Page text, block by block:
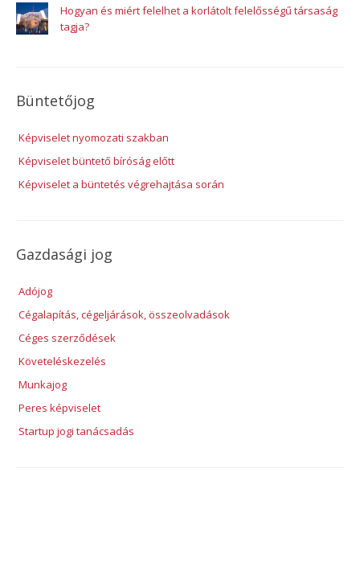
Hogyan és miért felelhet a korlátolt felelősségű társaság
tagja?
Büntetőjog
Képviselet nyomozati szakban
Képviselet büntető bíróság előtt
Képviselet a büntetés végrehajtása során
Gazdasági jog
Adójog
Cégalapítás, cégeljárások, összeolvadások
Céges szerződések
Követeléskezelés
Munkajog
Peres képviselet
Startup jogi tanácsadás